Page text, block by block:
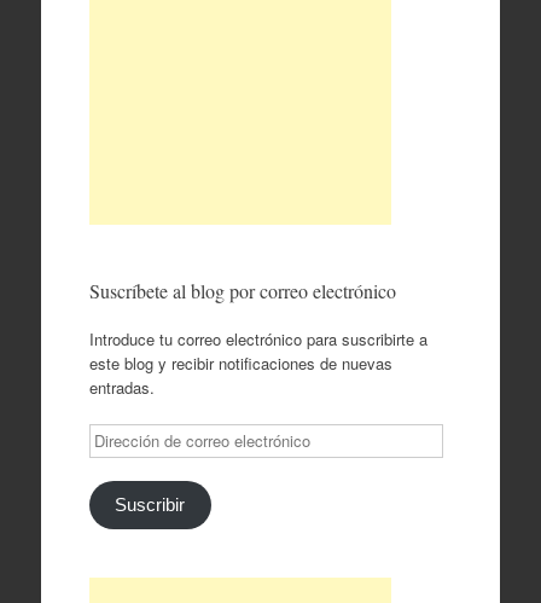
Suscríbete al blog por correo electrónico
Introduce tu correo electrónico para suscribirte a
este blog y recibir notificaciones de nuevas
entradas.
Dirección
de
correo
electrónico
Suscribir